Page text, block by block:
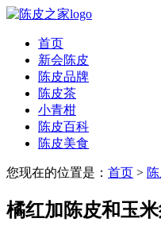
首页
新会陈皮
陈皮品牌
陈皮茶
小青柑
陈皮百科
陈皮美食
您现在的位置是： 首页 >
橘红加陈皮和玉